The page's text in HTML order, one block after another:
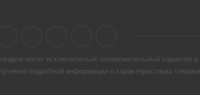
носят исключительно ознакомительный характер
подробной информации о характеристиках